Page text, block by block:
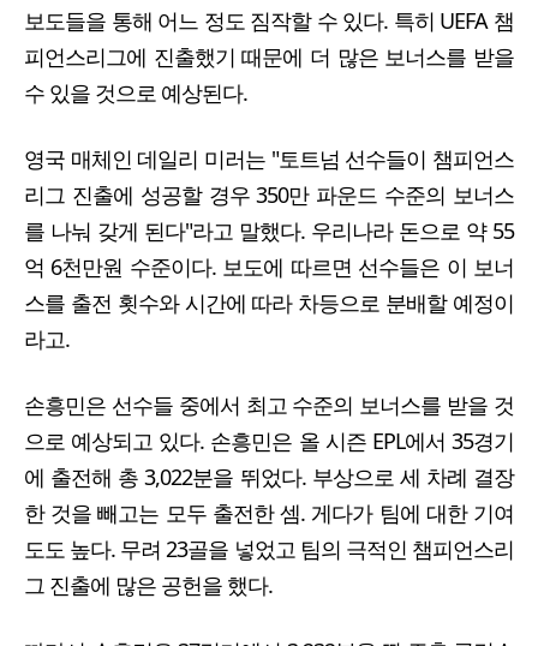
보도들을 통해 어느 정도 짐작할 수 있다. 특히 UEFA 챔
피언스리그에 진출했기 때문에 더 많은 보너스를 받을
수 있을 것으로 예상된다.
영국 매체인 데일리 미러는 "토트넘 선수들이 챔피언스
리그 진출에 성공할 경우 350만 파운드 수준의 보너스
를 나눠 갖게 된다"라고 말했다. 우리나라 돈으로 약 55
억 6천만원 수준이다. 보도에 따르면 선수들은 이 보너
스를 출전 횟수와 시간에 따라 차등으로 분배할 예정이
라고.
손흥민은 선수들 중에서 최고 수준의 보너스를 받을 것
으로 예상되고 있다. 손흥민은 올 시즌 EPL에서 35경기
에 출전해 총 3,022분을 뛰었다. 부상으로 세 차례 결장
한 것을 빼고는 모두 출전한 셈. 게다가 팀에 대한 기여
도도 높다. 무려 23골을 넣었고 팀의 극적인 챔피언스리
그 진출에 많은 공헌을 했다.